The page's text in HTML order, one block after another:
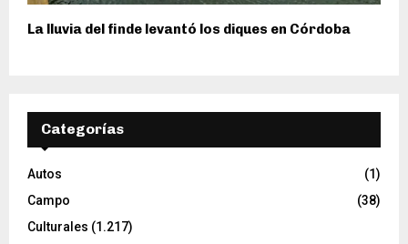
La lluvia del finde levantó los diques en Córdoba
Categorías
Autos
(1)
Campo
(38)
Culturales (1.217)